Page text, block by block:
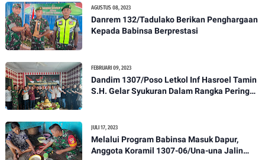
AGUSTUS 08, 2023
Danrem 132/Tadulako Berikan Penghargaan
Kepada Babinsa Berprestasi
FEBRUARI 09, 2023
Dandim 1307/Poso Letkol Inf Hasroel Tamin
S.H. Gelar Syukuran Dalam Rangka Peringati
JULI 17, 2023
Melalui Program Babinsa Masuk Dapur,
Anggota Koramil 1307-06/Una-una Jalin